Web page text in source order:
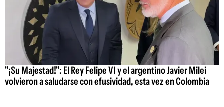
"¡Su Majestad!": El Rey Felipe VI y el argentino Javier Milei
volvieron a saludarse con efusividad, esta vez en Colombia